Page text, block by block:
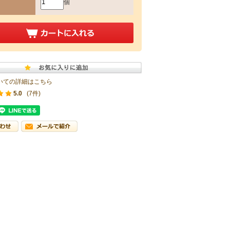
個
ての詳細はこちら
5.0
(7件)